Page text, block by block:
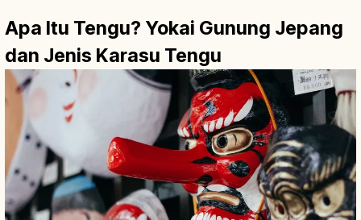
Apa Itu Tengu? Yokai Gunung Jepang
dan Jenis Karasu Tengu